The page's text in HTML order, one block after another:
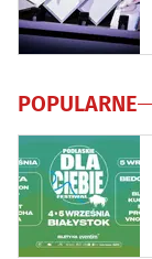
POPULARNE